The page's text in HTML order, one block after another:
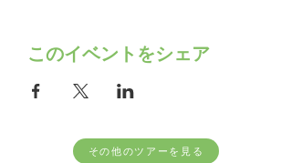
このイベントをシェア
その他のツアーを見る